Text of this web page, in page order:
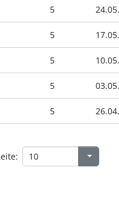
5
5
5
5
5